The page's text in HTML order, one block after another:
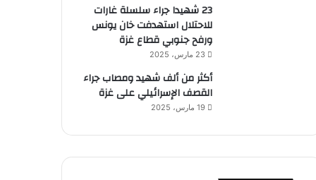
23 شهيدا جراء سلسلة غارات
للاحتلال استهدفت خان يونس
ورفح جنوبي قطاع غزة
23 مارس، 2025
أكثر من ألف شهيد ومصاب جراء
القصف الإسرائيلي على غزة
19 مارس، 2025